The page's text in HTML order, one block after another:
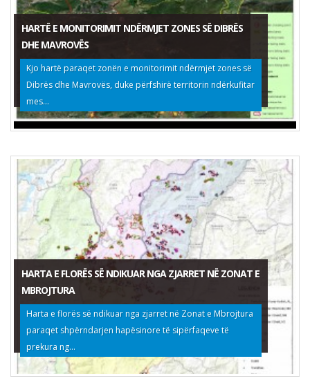
HARTË E MONITORIMIT NDËRMJET ZONES SË DIBRËS
DHE MAVROVËS
Kjo hartë paraqet zonën e monitorimit ndërmjet zones së
Dibrës dhe Mavrovës, duke përfshirë territorin ndërkufitar
mes...
HARTA E FLORËS SË NDIKUAR NGA ZJARRET NË ZONAT E
MBROJTURA
Harta e florës së ndikuar nga zjarret në Zonat e Mbrojtura
paraqet shpërndarjen hapësinore të sipërfaqeve të
prekura ng...